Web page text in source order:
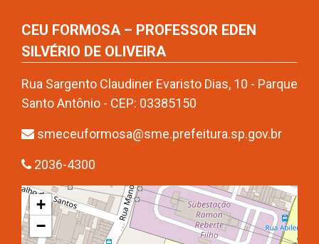
CEU FORMOSA – PROFESSOR EDEN
SILVÉRIO DE OLIVEIRA
Rua Sargento Claudiner Evaristo Dias, 10 - Parque
Santo Antônio - CEP: 03385150
smeceuformosa@sme.prefeitura.sp.gov.br
2036-4300
+
−